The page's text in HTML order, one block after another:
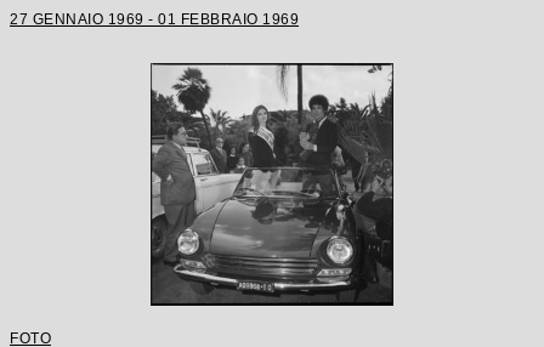
27 GENNAIO 1969 - 01 FEBBRAIO 1969
FOTO